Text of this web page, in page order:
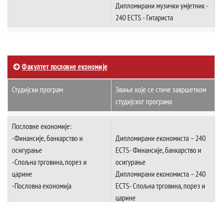
Дипломирани музички умјетник -
240 ECTS - Гитариста
Факултет пословне економије
Студијски програм
Звање које се стиче завршетком
студијског програма
Пословнe економијe:
-Финансије, банкарство и
осигурање
-Спољна трговина, порез и
царине
-Пословна економија
Дипломирани економиста – 240
ECTS- Финансије, банкарство и
осигурање
Дипломирани економиста – 240
ECTS- Спољна трговина, порез и
царине